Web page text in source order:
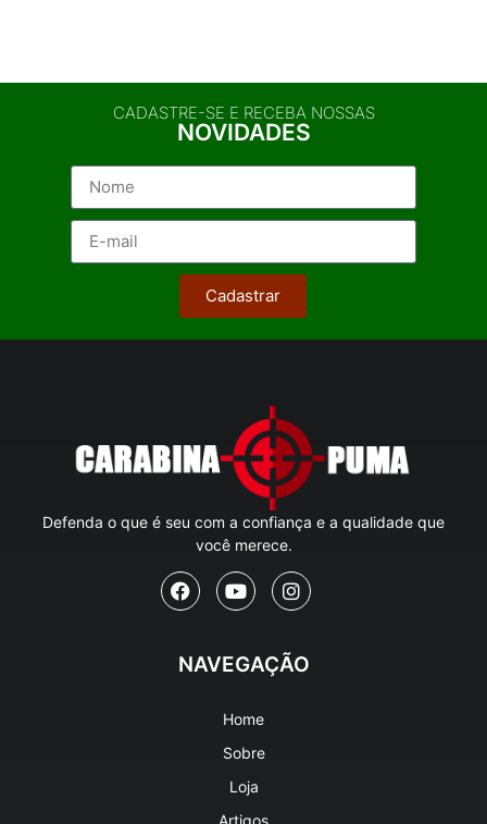
CADASTRE-SE E RECEBA NOSSAS
NOVIDADES
Cadastrar
Defenda o que é seu com a confiança e a qualidade que
você merece.
NAVEGAÇÃO
Home
Sobre
Loja
Artigos